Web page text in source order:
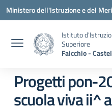
Vai ai contenuti
Vai al menu di navigazione
Vai al footer
Ministero dell'Istruzione e del
Istituto
Superiore
Faicchio -
Progetti pon-
scuola viva ii^